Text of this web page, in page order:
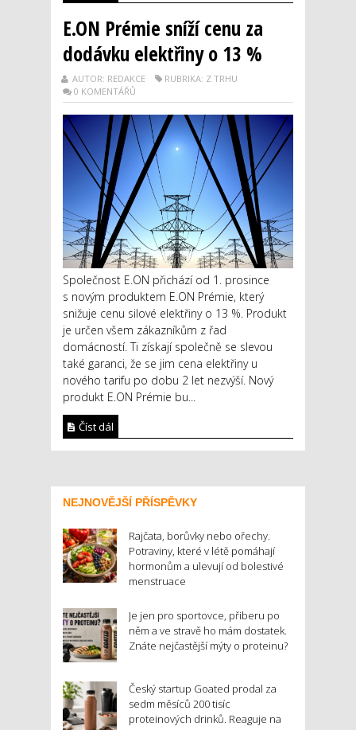
E.ON Prémie sníží cenu za
dodávku elektřiny o 13 %
AUTOR: REDAKCE
RUBRIKA: Z TRHU
0 KOMENTÁŘŮ
Společnost E.ON přichází od 1. prosince
s novým produktem E.ON Prémie, který
snižuje cenu silové elektřiny o 13 %. Produkt
je určen všem zákazníkům z řad
domácností. Ti získají společně se slevou
také garanci, že se jim cena elektřiny u
nového tarifu po dobu 2 let nezvýší. Nový
produkt E.ON Prémie bu...
Číst dál
NEJNOVĚJŠÍ PŘÍSPĚVKY
Rajčata, borůvky nebo ořechy.
Potraviny, které v létě pomáhají
hormonům a ulevují od bolestivé
menstruace
Je jen pro sportovce, přiberu po
něm a ve stravě ho mám dostatek.
Znáte nejčastější mýty o proteinu?
Český startup Goated prodal za
sedm měsíců 200 tisíc
proteinových drinků. Reaguje na